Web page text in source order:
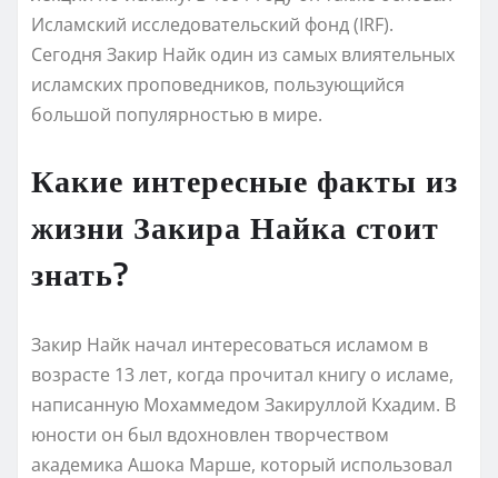
Исламский исследовательский фонд (IRF).
Сегодня Закир Найк один из самых влиятельных
исламских проповедников, пользующийся
большой популярностью в мире.
Какие интересные факты из
жизни Закира Найка стоит
знать?
Закир Найк начал интересоваться исламом в
возрасте 13 лет, когда прочитал книгу о исламе,
написанную Мохаммедом Закируллой Кхадим. В
юности он был вдохновлен творчеством
академика Ашока Марше, который использовал